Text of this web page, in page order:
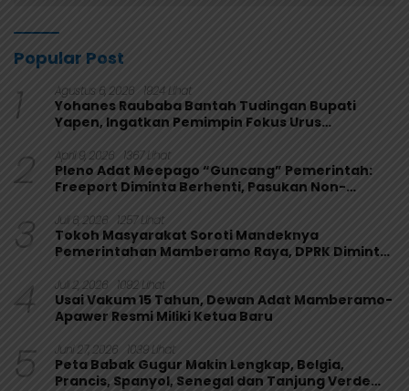
Popular Post
1 Agustus 6, 2026 1924 Lihat
Yohanes Raubaba Bantah Tudingan Bupati
Yapen, Ingatkan Pemimpin Fokus Urus
2 April 9, 2026 1367 Lihat
Pleno Adat Meepago “Guncang” Pemerintah:
Freeport Diminta Berhenti, Pasukan Non-
3 Juli 6, 2026 1257 Lihat
Tokoh Masyarakat Soroti Mandeknya
Pemerintahan Mamberamo Raya, DPRK Diminta
4 Juli 2, 2026 1092 Lihat
Usai Vakum 15 Tahun, Dewan Adat Mamberamo-
Apawer Resmi Miliki Ketua Baru
5 Juni 27, 2026 1039 Lihat
Peta Babak Gugur Makin Lengkap, Belgia,
Prancis, Spanyol, Senegal dan Tanjung Verde